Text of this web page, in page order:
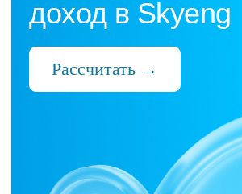
Готовые планы и материалы,
платформа с автопроверкой
поддержка 24/7 и никакой
Деньги
без штрафов и переработок,
условий и неприятных сюрпризов
Уважение к преподавателю и его